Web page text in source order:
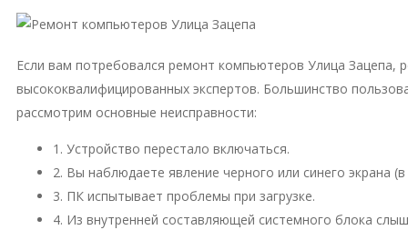
Если вам потребовался ремонт компьютеров Улица Зацепа,
высококвалифицированных экспертов. Большинство
рассмотрим основные неисправности:
1. Устройство перестало включаться.
2. Вы наблюдаете явление черного или синего экрана
3. ПК испытывает проблемы при загрузке.
4. Из внутренней составляющей системного блока